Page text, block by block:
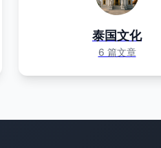
泰国文化
6 篇文章